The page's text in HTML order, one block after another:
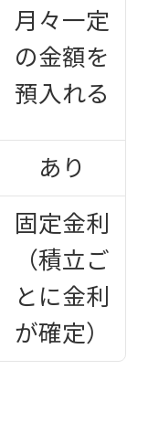
月々一定
の金額を
預入れる
あり
固定金利
（積立ご
とに金利
が確定）